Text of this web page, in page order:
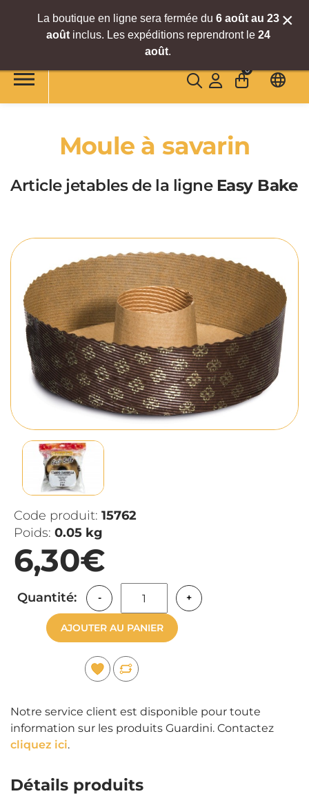
Accéder au contenu principal
0
Moule à savarin
Article jetables de la ligne Easy Bake
Code produit: 15762
Poids: 0.05 kg
6,30€
Quantité: - +
AJOUTER AU PANIER
Notre service client est disponible pour toute
information sur les produits Guardini. Contactez
cliquez ici.
Détails produits
×
La boutique en ligne sera fermée du 6 aoûtau 23
aoûtinclus. Les expéditions reprendront le 24
août.